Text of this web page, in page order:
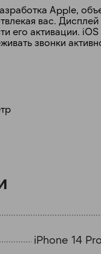
Apple,
вас.
его активации.
звонки
iPhone 14